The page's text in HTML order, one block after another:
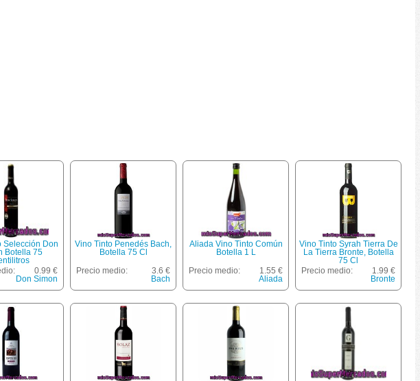
Selección Don
Botella 75
0.99 €
Don Simon
Vino Tinto Penedés Bach,
Botella 75 Cl
Precio medio:
3.6 €
Bach
Aliada Vino Tinto Común
Botella 1 L
Precio medio:
1.55 €
Aliada
Vino Tinto Syrah Tierra De
La Tierra Bronte, Botella
75 Cl
Precio medio:
1.99 €
Bronte